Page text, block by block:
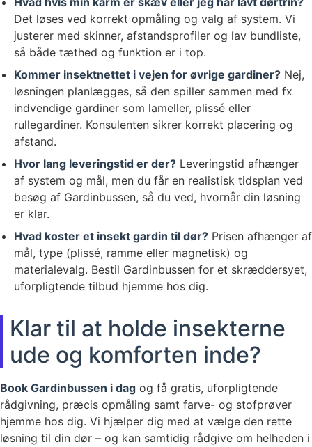
Det løses ved korrekt opmåling og valg af system. Vi
justerer med skinner, afstandsprofiler og lav bundliste,
så både tæthed og funktion er i top.
Kommer insektnettet i vejen for øvrige gardiner? Nej,
løsningen planlægges, så den spiller sammen med fx
indvendige gardiner som lameller, plissé eller
rullegardiner. Konsulenten sikrer korrekt placering og
afstand.
Hvor lang leveringstid er der? Leveringstid afhænger
af system og mål, men du får en realistisk tidsplan ved
besøg af Gardinbussen, så du ved, hvornår din løsning
er klar.
Hvad koster et insekt gardin til dør? Prisen afhænger af
mål, type (plissé, ramme eller magnetisk) og
materialevalg. Bestil Gardinbussen for et skræddersyet,
uforpligtende tilbud hjemme hos dig.
Klar til at holde insekterne
ude og komforten inde?
Book Gardinbussen i dag og få gratis, uforpligtende
rådgivning, præcis opmåling samt farve- og stofprøver
hjemme hos dig. Vi hjælper dig med at vælge den rette
løsning til din dør – og kan samtidig rådgive om helheden i